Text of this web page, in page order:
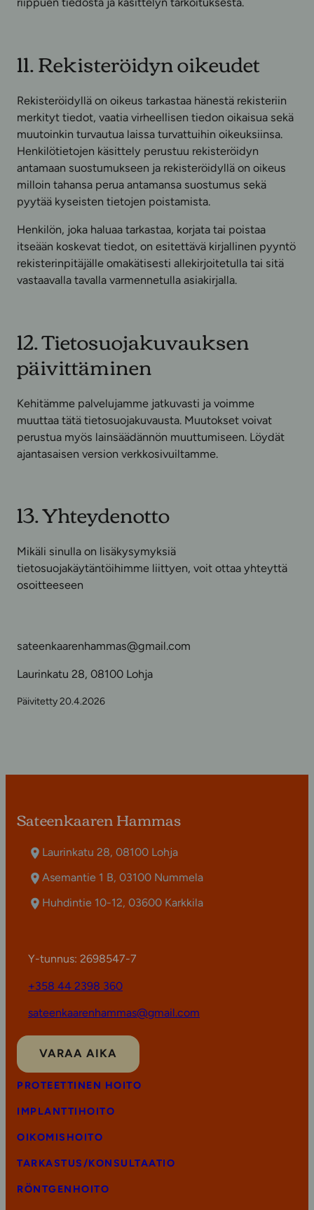
riippuen tiedosta ja käsittelyn tarkoituksesta.
11. Rekisteröidyn oikeudet
Rekisteröidyllä on oikeus tarkastaa hänestä rekisteriin
merkityt tiedot, vaatia virheellisen tiedon oikaisua sekä
muutoinkin turvautua laissa turvattuihin oikeuksiinsa.
Henkilötietojen käsittely perustuu rekisteröidyn
antamaan suostumukseen ja rekisteröidyllä on oikeus
milloin tahansa perua antamansa suostumus sekä
pyytää kyseisten tietojen poistamista.
Henkilön, joka haluaa tarkastaa, korjata tai poistaa
itseään koskevat tiedot, on esitettävä kirjallinen pyyntö
rekisterinpitäjälle omakätisesti allekirjoitetulla tai sitä
vastaavalla tavalla varmennetulla asiakirjalla.
12. Tietosuojakuvauksen
päivittäminen
Kehitämme palvelujamme jatkuvasti ja voimme
muuttaa tätä tietosuojakuvausta. Muutokset voivat
perustua myös lainsäädännön muuttumiseen. Löydät
ajantasaisen version verkkosivuiltamme.
13. Yhteydenotto
Mikäli sinulla on lisäkysymyksiä
tietosuojakäytäntöihimme liittyen, voit ottaa yhteyttä
osoitteeseen
sateenkaarenhammas@gmail.com
Laurinkatu 28, 08100 Lohja
Päivitetty 20.4.2026
Sateenkaaren Hammas
Laurinkatu 28, 08100 Lohja
Asemantie 1 B, 03100 Nummela
Huhdintie 10-12, 03600 Karkkila
Y-tunnus: 2698547-7
+358 44 2398 360
sateenkaarenhammas@gmail.com
VARAA AIKA
PROTEETTINEN HOITO
IMPLANTTIHOITO
OIKOMISHOITO
TARKASTUS/KONSULTAATIO
RÖNTGENHOITO